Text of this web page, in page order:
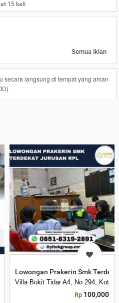
15 kali
Semua iklan
secara langsung di tempat yang aman
MalangLowongan Prakerin Smk
Villa Bukit Tidar A4, No 294, Kota
Rp 100,000